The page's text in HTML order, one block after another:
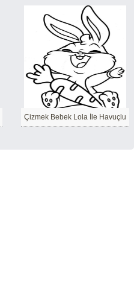
Çizmek Bebek Lola İle Havuçlu